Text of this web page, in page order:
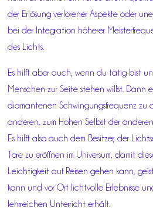
der Erlösung verlorener Aspekte oder
bei der Integration höherer
des Lichts.
Es hilft aber auch, wenn du tätig bist
Menschen zur Seite stehen willst. Dann
diamantenen Schwingungsfrequenz zu
anderen, zum Hohen Selbst der
Es hilft also auch dem Besitzer, der
Tore zu eröffnen im Universum, damit
Leichtigkeit auf Reisen gehen kann,
kann und vor Ort lichtvolle Erlebnisse
lehrreichen Unterricht erhält.